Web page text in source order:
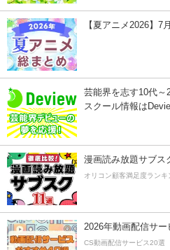
【夏アニメ2026】7
芸能界を志す10代～
スクール情報は
漫画読み放題サブス
オリコン顧客満足度ランキ
2026年動画配信サー
CS動画配信サービス20選